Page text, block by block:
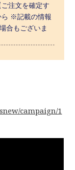
注文を確定す
ら ※記載の情報
合もございま
campaign/1